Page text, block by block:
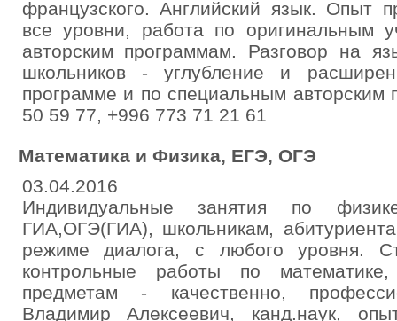
французского. Английский язык. Опыт
все уровни, работа по оригинальным
авторским программам. Разговор на
школьников - углубление и
программе и по специальным авторским
50 59 77, +996 773 71 21 61
Математика и Физика, ЕГЭ, ОГЭ
03.04.2016
Индивидуальные занятия по
ГИА,ОГЭ(ГИА), школьникам,
режиме диалога, с любого уровня.
контрольные работы по
предметам - качественно,
Владимир Алексеевич, канд.наук,